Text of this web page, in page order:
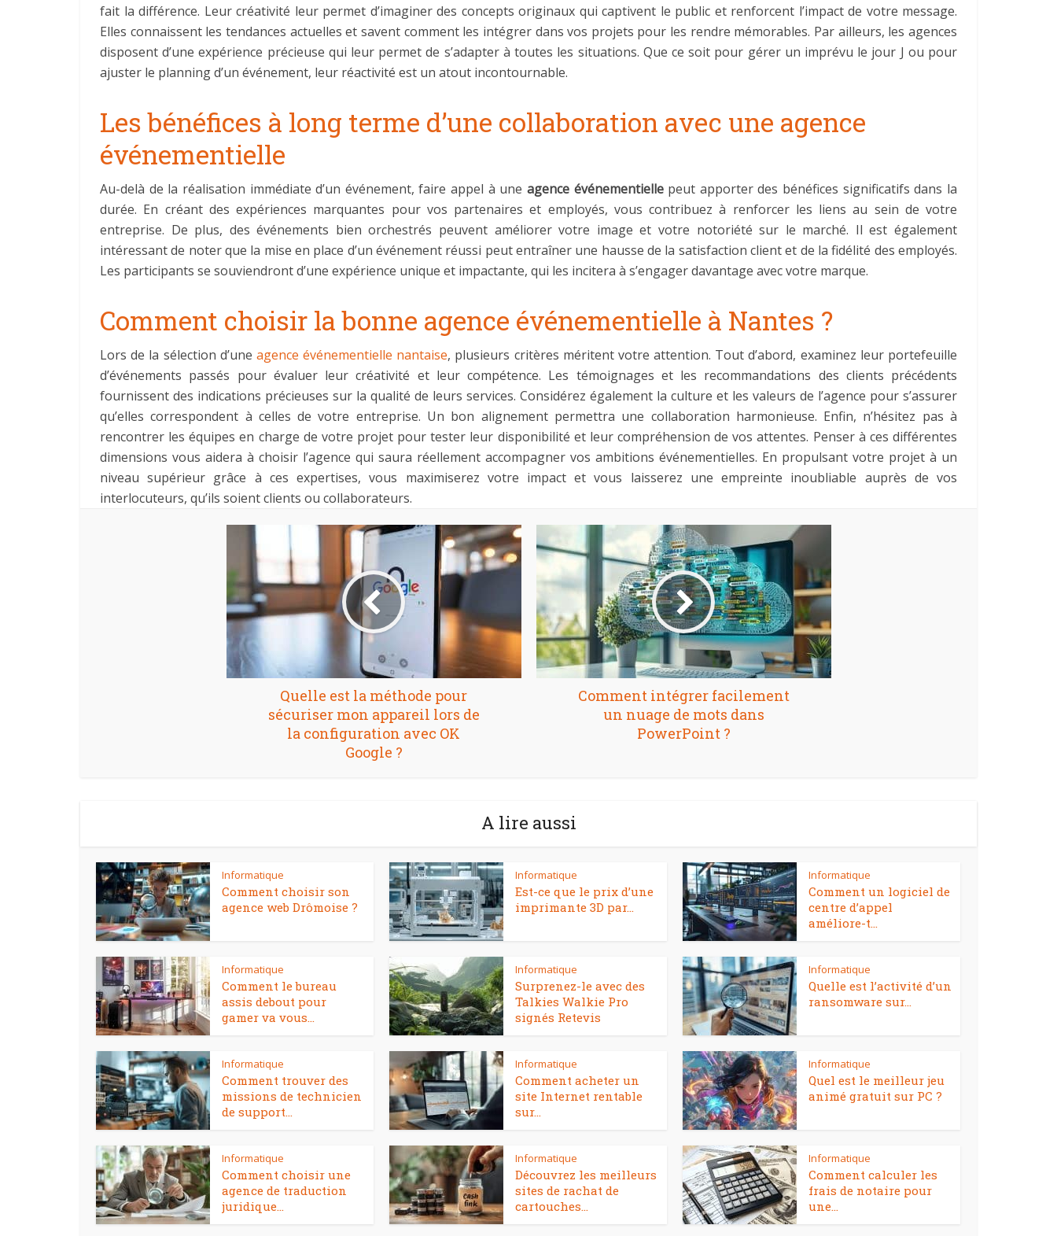
fait la différence. Leur créativité leur permet d’imaginer des concepts originaux qui captivent le public et renforcent l’impact de votre message.
Elles connaissent les tendances actuelles et savent comment les intégrer dans vos projets pour les rendre mémorables. Par ailleurs, les agences
disposent d’une expérience précieuse qui leur permet de s’adapter à toutes les situations. Que ce soit pour gérer un imprévu le jour J ou pour
ajuster le planning d’un événement, leur réactivité est un atout incontournable.
Les bénéfices à long terme d’une collaboration avec une agence
événementielle
Au-delà de la réalisation immédiate d’un événement, faire appel à une agence événementiellepeut apporter des bénéfices significatifs dans la
durée. En créant des expériences marquantes pour vos partenaires et employés, vous contribuez à renforcer les liens au sein de votre
entreprise. De plus, des événements bien orchestrés peuvent améliorer votre image et votre notoriété sur le marché. Il est également
intéressant de noter que la mise en place d’un événement réussi peut entraîner une hausse de la satisfaction client et de la fidélité des employés.
Les participants se souviendront d’une expérience unique et impactante, qui les incitera à s’engager davantage avec votre marque.
Comment choisir la bonne agence événementielle à Nantes ?
Lors de la sélection d’une agence événementielle nantaise, plusieurs critères méritent votre attention. Tout d’abord, examinez leur portefeuille
d’événements passés pour évaluer leur créativité et leur compétence. Les témoignages et les recommandations des clients précédents
fournissent des indications précieuses sur la qualité de leurs services. Considérez également la culture et les valeurs de l’agence pour s’assurer
qu’elles correspondent à celles de votre entreprise. Un bon alignement permettra une collaboration harmonieuse. Enfin, n’hésitez pas à
rencontrer les équipes en charge de votre projet pour tester leur disponibilité et leur compréhension de vos attentes. Penser à ces différentes
dimensions vous aidera à choisir l’agence qui saura réellement accompagner vos ambitions événementielles. En propulsant votre projet à un
niveau supérieur grâce à ces expertises, vous maximiserez votre impact et vous laisserez une empreinte inoubliable auprès de vos
interlocuteurs, qu’ils soient clients ou collaborateurs.
Quelle est la méthode pour
sécuriser mon appareil lors de
la configuration avec OK
Google ?
Comment intégrer facilement
un nuage de mots dans
PowerPoint ?
A lire aussi
Informatique
Comment choisir son
agence web Drômoise ?
Informatique
Est-ce que le prix d’une
imprimante 3D par...
Informatique
Comment un logiciel de
centre d’appel
améliore-t...
Informatique
Comment le bureau
assis debout pour
gamer va vous...
Informatique
Surprenez-le avec des
Talkies Walkie Pro
signés Retevis
Informatique
Quelle est l’activité d’un
ransomware sur...
Informatique
Comment trouver des
missions de technicien
de support...
Informatique
Comment acheter un
site Internet rentable
sur...
Informatique
Quel est le meilleur jeu
animé gratuit sur PC ?
Informatique
Comment choisir une
agence de traduction
juridique...
Informatique
Découvrez les meilleurs
sites de rachat de
cartouches...
Informatique
Comment calculer les
frais de notaire pour
une...